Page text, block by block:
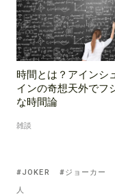
時間とは？アインシ
インの奇想天外でフ
な時間論
雑談
Tagged
with:
JOKER ジョーカー
人